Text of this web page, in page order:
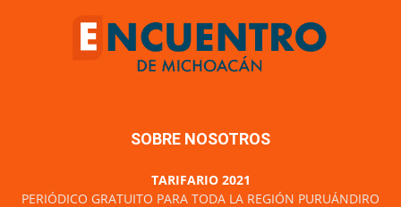
SOBRE NOSOTROS
TARIFARIO 2021
PERIÓDICO GRATUITO PARA TODA LA REGIÓN PURUÁNDIRO